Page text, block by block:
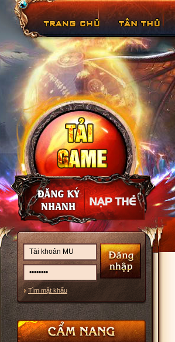
Tìm mật khẩu